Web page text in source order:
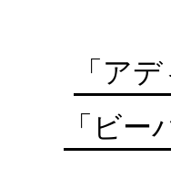
「ア
「ビ